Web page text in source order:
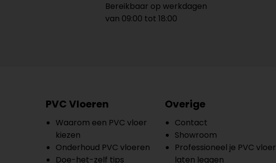
Bereikbaar op werkdagen
van 09:00 tot 18:00
PVC Vloeren
Waarom een PVC vloer
kiezen
Onderhoud PVC vloeren
Doe-het-zelf tips
Overige
Contact
Showroom
Professioneel je PVC vloer
laten leggen